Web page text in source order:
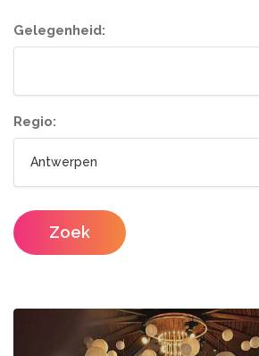
Tenten
Wc wagen
Make-up artist
Haarstylisten
Fotografen
Gelegenheid:
Regio:
Zoek